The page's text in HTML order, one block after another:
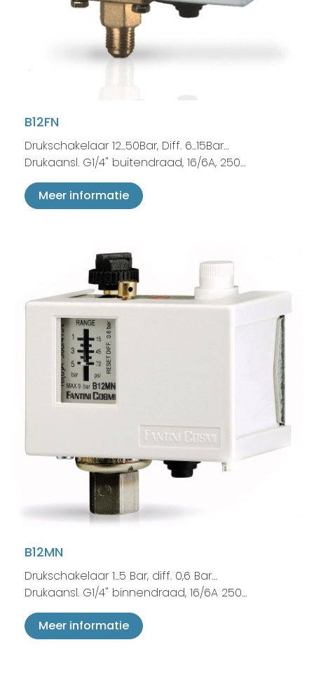
B12FN
Drukschakelaar 12...50Bar, Diff. 6...15Bar…
Drukaansl. G1/4" buitendraad, 16/6A, 250…
Meer informatie
B12MN
Drukschakelaar 1...5 Bar, diff. 0,6 Bar…
Drukaansl. G1/4" binnendraad, 16/6A 250…
Meer informatie